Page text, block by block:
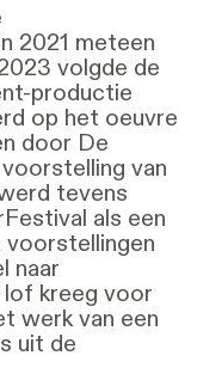
2021 meteen
volgde de
productie
op het oeuvre
door De
van
tevens
als een
voorstellingen
naar
kreeg voor
werk van een
uit de